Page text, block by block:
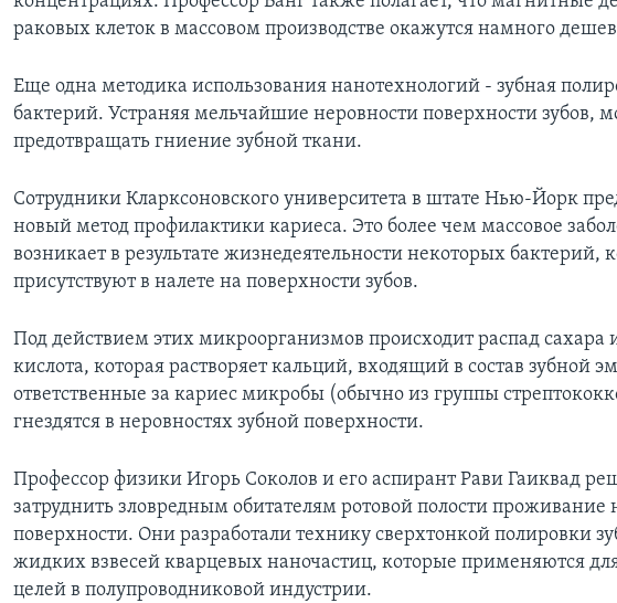
раковых клеток в массовом производстве окажутся намного
Еще одна методика использования нанотехнологий - зубная
бактерий. Устраняя мельчайшие неровности поверхности зубов,
предотвращать гниение зубной ткани.
Сотрудники Кларксоновского университета в штате Нью-Йорк
новый метод профилактики кариеса. Это более чем массовое
возникает в результате жизнедеятельности некоторых бактерий,
присутствуют в налете на поверхности зубов.
Под действием этих микроорганизмов происходит распад сахара
кислота, которая растворяет кальций, входящий в состав зубной
ответственные за кариес микробы (обычно из группы
гнездятся в неровностях зубной поверхности.
Профессор физики Игорь Соколов и его аспирант Рави Гаиквад
затруднить зловредным обитателям ротовой полости проживание
поверхности. Они разработали технику сверхтонкой полировки
жидких взвесей кварцевых наночастиц, которые применяются
целей в полупроводниковой индустрии.